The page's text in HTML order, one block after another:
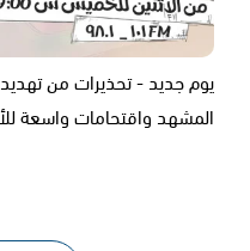
يوم جديد - تحذيرات من
المشهد واقتحامات واسعة للأقصى -